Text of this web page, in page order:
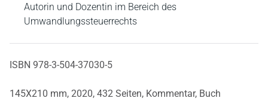
Autorin und Dozentin im Bereich des
Umwandlungssteuerrechts
ISBN 978-3-504-37030-5
145X210 mm, 2020, 432 Seiten, Kommentar, Buch